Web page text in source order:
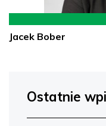
Jacek Bober
Ostatnie